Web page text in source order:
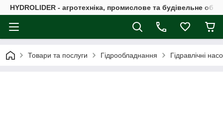
HYDROLIDER - агротехніка, промислове та будівельне
Товари та послуги Гідрообладнання Гідравлічні